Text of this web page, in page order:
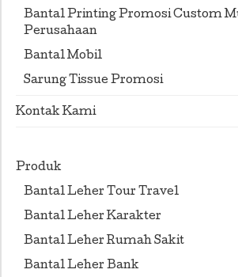
Bantal Printing Promosi Custom
Perusahaan
Bantal Mobil
Sarung Tissue Promosi
Kontak Kami
Produk
Bantal Leher Tour Travel
Bantal Leher Karakter
Bantal Leher Rumah Sakit
Bantal Leher Bank